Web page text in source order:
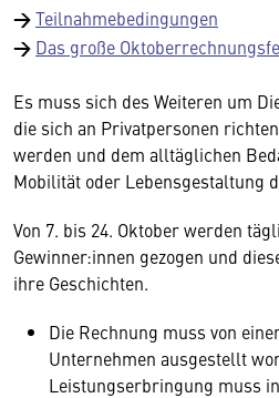
→Teilnahmebedingungen
→ Das große
Es muss sich des Weiteren um
die sich an Privatpersonen
werden und dem alltäglichen
Mobilität oder Lebensgestaltung
Von 7. bis 24. Oktober werden
Gewinner:innen gezogen und
ihre Geschichten.
Die Rechnung muss von
Unternehmen ausgestellt
Leistungserbringung muss